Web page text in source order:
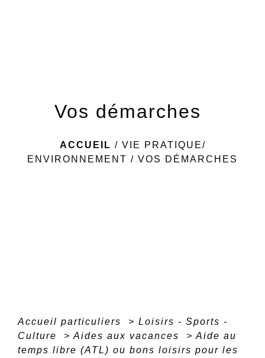
Vos démarches
ACCUEIL / VIE PRATIQUE/
ENVIRONNEMENT / VOS DÉMARCHES
Accueil particuliers > Loisirs - Sports -
Culture
> Aides aux vacances > Aide au
temps libre (ATL) ou bons loisirs pour les